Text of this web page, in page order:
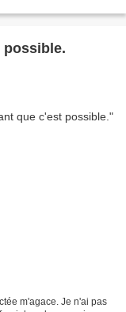
possible.
m'agace. Je n'ai pas